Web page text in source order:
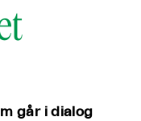
går i dialog